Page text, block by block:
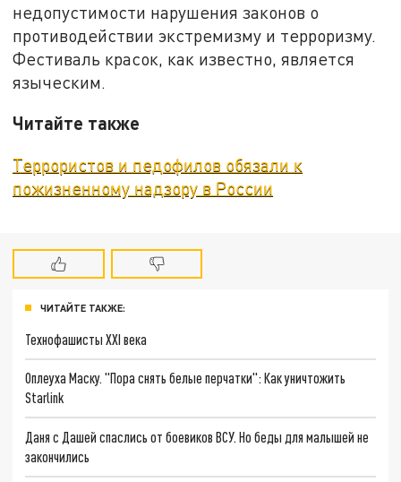
недопустимости нарушения законов о
противодействии экстремизму и терроризму.
Фестиваль красок, как известно, является
языческим.
Читайте также
Террористов и педофилов обязали к
пожизненному надзору в России
ЧИТАЙТЕ ТАКЖЕ:
Технофашисты XXI века
Оплеуха Маску. "Пора снять белые перчатки": Как уничтожить
Starlink
Даня с Дашей спаслись от боевиков ВСУ. Но беды для малышей не
закончились